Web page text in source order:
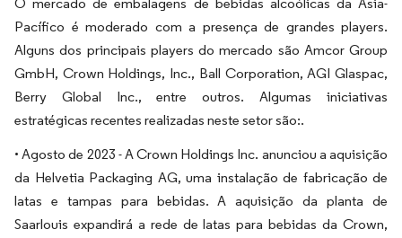
O mercado de embalagens de bebidas alcoólicas da Ásia-
Pacífico é moderado com a presença de grandes players.
Alguns dos principais players do mercado são Amcor Group
GmbH, Crown Holdings, Inc., Ball Corporation, AGI Glaspac,
Berry Global Inc., entre outros. Algumas iniciativas
estratégicas recentes realizadas neste setor são:.
• Agosto de 2023 - A Crown Holdings Inc. anunciou a aquisição
da Helvetia Packaging AG, uma instalação de fabricação de
latas e tampas para bebidas. A aquisição da planta de
Saarlouis expandirá a rede de latas para bebidas da Crown,